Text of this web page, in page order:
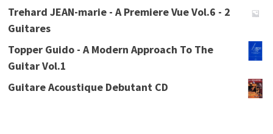
Trehard JEAN-marie - A Premiere Vue Vol.6 - 2
Guitares
Topper Guido - A Modern Approach To The
Guitar Vol.1
Guitare Acoustique Debutant CD